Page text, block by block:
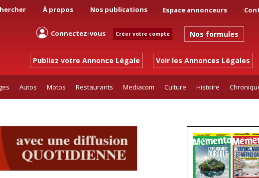
À propos Nos publications Espace annonceurs
Connectez-vous Créer votre compte Nos formules
Publiez votre Annonce Légale Voir les Annonces Légales
Autos Motos Restaurants Mediacom Culture Histoire